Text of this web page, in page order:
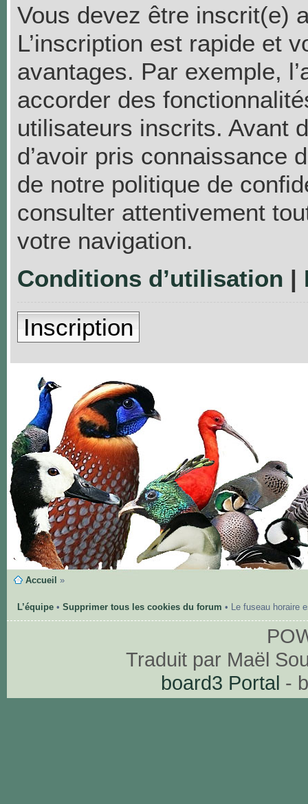
Vous devez être inscrit(e)
L’inscription est rapide et
avantages. Par exemple,
accorder des
utilisateurs inscrits. Avant
d’avoir pris connaissance
de notre politique de
consulter attentivement
votre navigation.
Conditions d’utilisation |
Inscription
Accueil »
L’équipe• Supprimer tous les cookies du forum • Le fuseau horaire
Traduit par Maël
board3 Portal -